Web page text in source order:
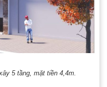
5 tầng, mặt tiền 4,4m.